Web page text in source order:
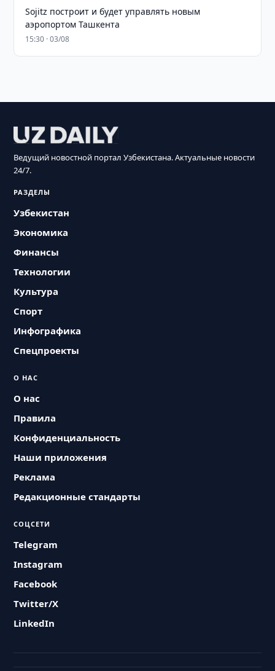
Sojitz построит и будет управлять новым
аэропортом Ташкента
15:30 · 03/08
Ведущий новостной портал Узбекистана. Актуальные новости
24/7.
РАЗДЕЛЫ
Узбекистан
Экономика
Финансы
Технологии
Культура
Спорт
Инфографика
Спецпроекты
О НАС
О нас
Правила
Конфиденциальность
Наши приложения
Реклама
Редакционные стандарты
СОЦСЕТИ
Telegram
Instagram
Facebook
Twitter/X
LinkedIn